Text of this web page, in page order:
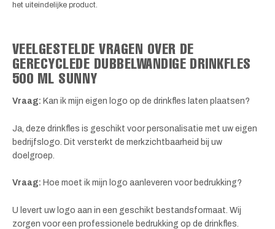
het uiteindelijke product.
VEELGESTELDE VRAGEN OVER DE
GERECYCLEDE DUBBELWANDIGE DRINKFLES
500 ML SUNNY
Vraag: Kan ik mijn eigen logo op de drinkfles laten plaatsen?
Ja, deze drinkfles is geschikt voor personalisatie met uw eigen
bedrijfslogo. Dit versterkt de merkzichtbaarheid bij uw
doelgroep.
Vraag: Hoe moet ik mijn logo aanleveren voor bedrukking?
U levert uw logo aan in een geschikt bestandsformaat. Wij
zorgen voor een professionele bedrukking op de drinkfles.